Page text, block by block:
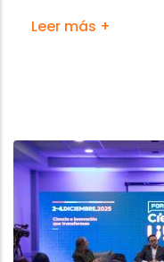
Leer más +